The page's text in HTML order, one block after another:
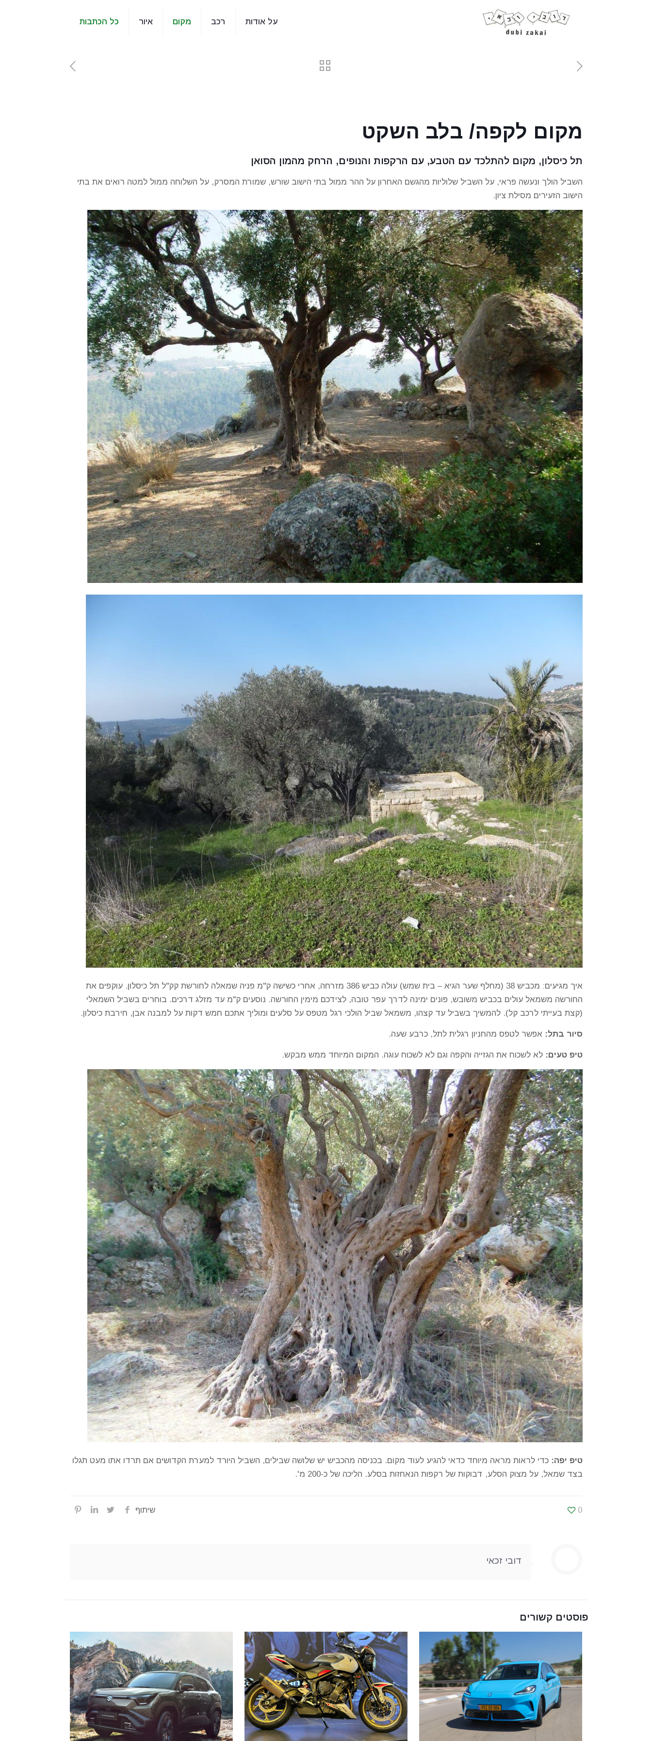
על אודות רכב מקום איור כל הכתבות
מקום לקפה/ בלב השקט
תל כיסלון, מקום להתלכד עם הטבע, עם הרקפות והנופים, הרחק מהמון הסואן
השביל הולך ונעשה פראי, על השביל שלוליות מהגשם האחרון על ההר ממול בתי הישוב שורש, שמורת המסרק, על השלוחה ממול למטה רואים את בתי
הישוב הזעירים מסילת ציון.
איך מגיעים: מכביש 38 (מחלף שער הגיא – בית שמש) עולה כביש 386 מזרחה, אחרי כשישה ק"מ פניה שמאלה לחורשת קק"ל תל כיסלון. עוקפים את
החורשה משמאל עולים בכביש משובש, פונים ימינה לדרך עפר טובה, לצידכם מימין החורשה. נוסעים ק"מ עד מזלג דרכים. בוחרים בשביל השמאלי
(קצת בעייתי לרכב קל). להמשיך בשביל עד קצהו, משמאל שביל הולכי רגל מטפס על סלעים ומוליך אתכם חמש דקות על למבנה אבן, חירבת כיסלון.
סיור בתל: אפשר לטפס מהחניון רגלית לתל, כרבע שעה.
טיפ טעים: לא לשכוח את הגזייה והקפה וגם לא לשכוח עוגה. המקום המיוחד ממש מבקש.
טיפ יפה: כדי לראות מראה מיוחד כדאי להגיע לעוד מקום. בכניסה מהכביש יש שלושה שבילים, השביל היורד למערת הקדושים אם תרדו אתו מעט תגלו
בצד שמאל, על מצוק הסלע, דבוקות של רקפות הנאחזות בסלע. הליכה של כ-200 מ'.
שיתוף 0
דובי זכאי
פוסטים קשורים